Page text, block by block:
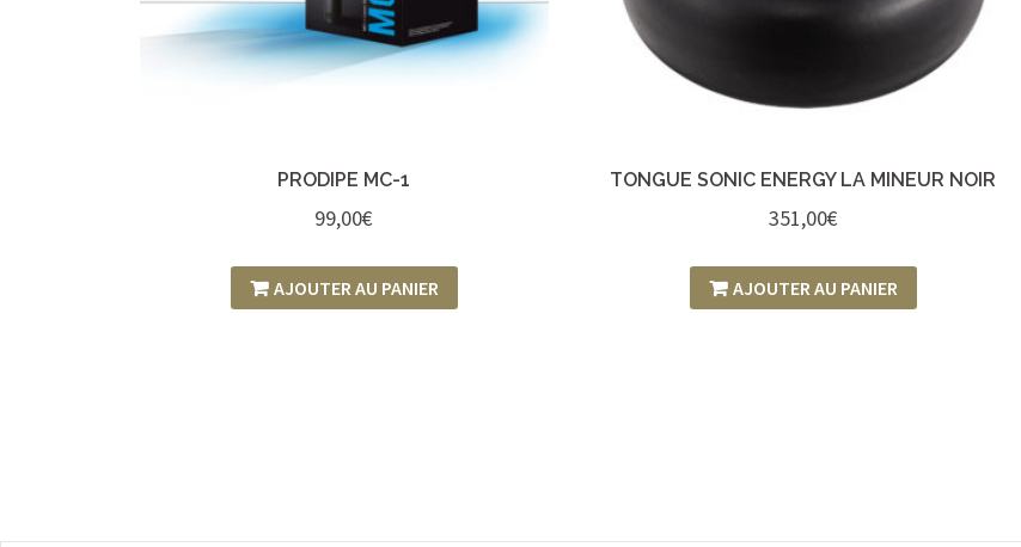
PRODIPE MC-1
99,00€
AJOUTER AU PANIER
TONGUE SONIC ENERGY LA MINEUR NOIR
351,00€
AJOUTER AU PANIER